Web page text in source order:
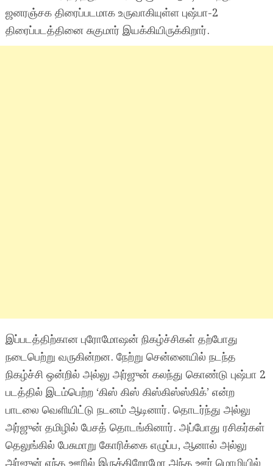
ஜனரஞ்சக திரைப்படமாக உருவாகியுள்ள புஷ்பா-2
திரைப்படத்தினை சுகுமார் இயக்கியிருக்கிறார்.
இப்படத்திற்கான புரோமோஷன் நிகழ்ச்சிகள் தற்போது
நடைபெற்று வருகின்றன. நேற்று சென்னையில் நடந்த
நிகழ்ச்சி ஒன்றில் அல்லு அர்ஜுன் கலந்து கொண்டு புஷ்பா 2
படத்தில் இடம்பெற்ற ‘கிஸ் கிஸ் கிஸ்கிஸ்ஸ்கிக்’ என்ற
பாடலை வெளியிட்டு நடனம் ஆடினார். தொடர்ந்து அல்லு
அர்ஜுன் தமிழில் பேசத் தொடங்கினார். அப்போது ரசிகர்கள்
தெலுங்கில் பேசுமாறு கோரிக்கை எழுப்ப, ஆனால் அல்லு